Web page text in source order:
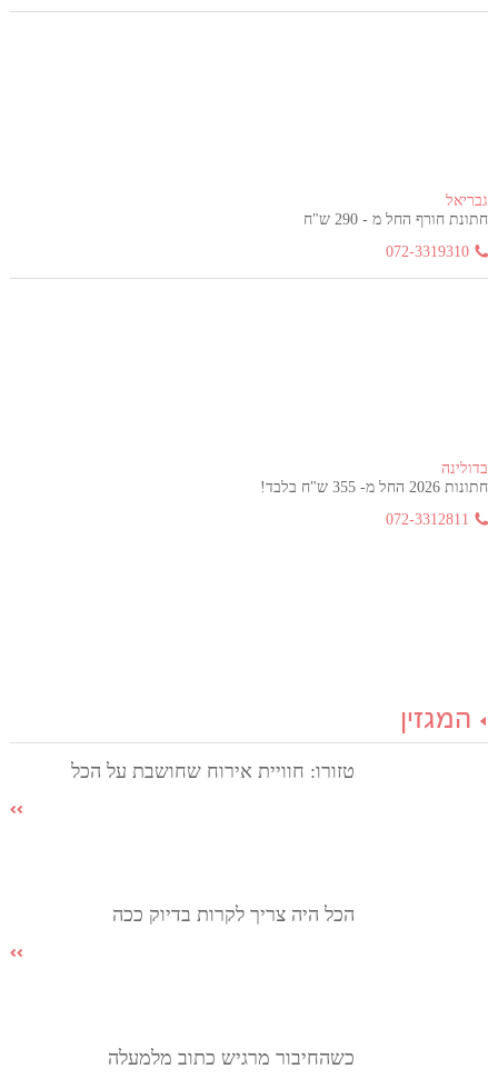
גבריאל
חתונת חורף החל מ - 290 ש"ח
072-3319310
בדולינה
חתונות 2026 החל מ- 355 ש"ח בלבד!
072-3312811
המגזין
טזורו: חוויית אירוח שחושבת על הכל
הכל היה צריך לקרות בדיוק ככה
כשהחיבור מרגיש כתוב מלמעלה